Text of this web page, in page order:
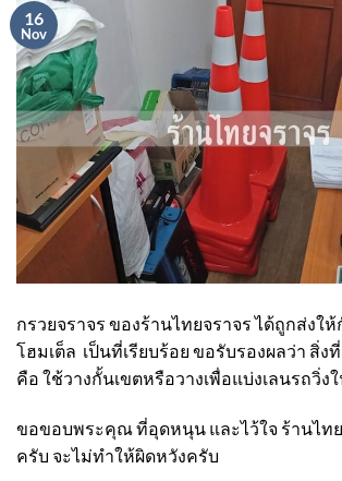
16
Nov
กรวยจราจร ของร้านไทยจราจร ได้ถูกส่งใ
โฮมเต็ล เป็นที่เรียบร้อย ขอรับรองผลว่า สิ่ง
คือ ใช้วางกั้นเขตหรือวางเพื่อแบ่งเลนรถวิ่ง
ขอขอบพระคุณ ที่อุดหนุน และไว้ใจ ร้านไท
ครับ จะไม่ทำให้ผิดหวังครับ